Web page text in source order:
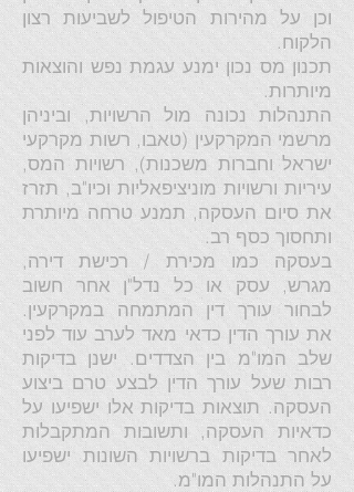
וכן על מהירות הטיפול לשביעות רצון
הלקוח.
תכנון מס נכון ימנע עגמת נפש והוצאות
מיותרות.
התנהלות נכונה מול הרשויות, וביניהן
מרשמי המקרקעין (טאבו, רשות מקרקעי
ישראל וחברות משכנות), רשויות המס,
עיריות ורשויות מוניציפאליות וכיו"ב, תזרז
את סיום העסקה, תמנע טרחה מיותרת
ותחסוך כסף רב.
בעסקה כמו מכירת / רכישת דירה,
מגרש, עסק או כל נדל"ן אחר חשוב
לבחור עורך דין המתמחה במקרקעין.
את עורך הדין כדאי מאד לערב עוד לפני
שלב המו"מ בין הצדדים. ישנן בדיקות
רבות שעל עורך הדין לבצע טרם ביצוע
העסקה. תוצאות בדיקות אלו ישפיעו על
כדאיות העסקה, ותשובות המתקבלות
לאחר בדיקות ברשויות השונות ישפיעו
על התנהלות המו"מ.